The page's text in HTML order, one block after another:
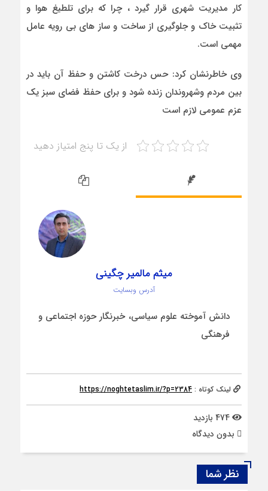
کار مدیریت شهری قرار گیرد ، چرا که برای تلطیغ هوا و
تثبیت خاک و جلوگیری از ساخت و ساز های بی رویه عامل
مهمی است.
وی خاطرنشان کرد: حس درخت کاشتن و حفظ آن باید در
بین مردم وشهروندان زنده شود و برای حفظ فضای سبز یک
عزم عمومی لازم است
از یک تا پنج امتیاز دهید
میثم مالمیر چگینی
آدرس وبسایت
دانش آموخته علوم سیاسی، خبرنگار حوزه اجتماعی و
فرهنگی
لینک کوتاه : https://noghtetaslim.ir/?p=2384
بدون دیدگاه
نظر شما